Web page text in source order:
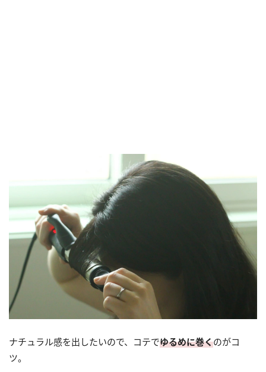
ナチュラル感を出したいので、コテでゆるめに巻くのがコ
ツ。